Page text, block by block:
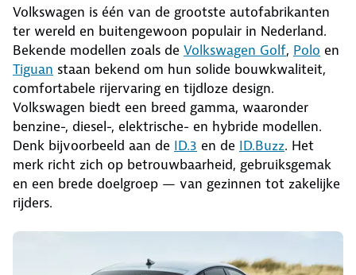
Volkswagen is één van de grootste autofabrikanten
ter wereld en buitengewoon populair in Nederland.
Bekende modellen zoals de Volkswagen Golf, Polo en
Tiguan staan bekend om hun solide bouwkwaliteit,
comfortabele rijervaring en tijdloze design.
Volkswagen biedt een breed gamma, waaronder
benzine-, diesel-, elektrische- en hybride modellen.
Denk bijvoorbeeld aan de ID.3 en de ID.Buzz. Het
merk richt zich op betrouwbaarheid, gebruiksgemak
en een brede doelgroep — van gezinnen tot zakelijke
rijders.